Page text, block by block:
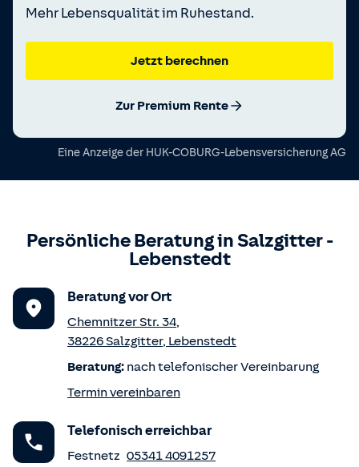
Mehr Lebensqualität im Ruhestand.
Jetzt berechnen
Zur Premium Rente
Eine Anzeige der HUK-COBURG-Lebensversicherung AG
Persönliche Beratung inSalzgitter -
Lebenstedt
Beratung vor Ort
Chemnitzer Str. 34,
38226Salzgitter, Lebenstedt
Beratung: nach telefonischer Vereinbarung
Termin vereinbaren
Telefonisch erreichbar
Festnetz 05341 4091257